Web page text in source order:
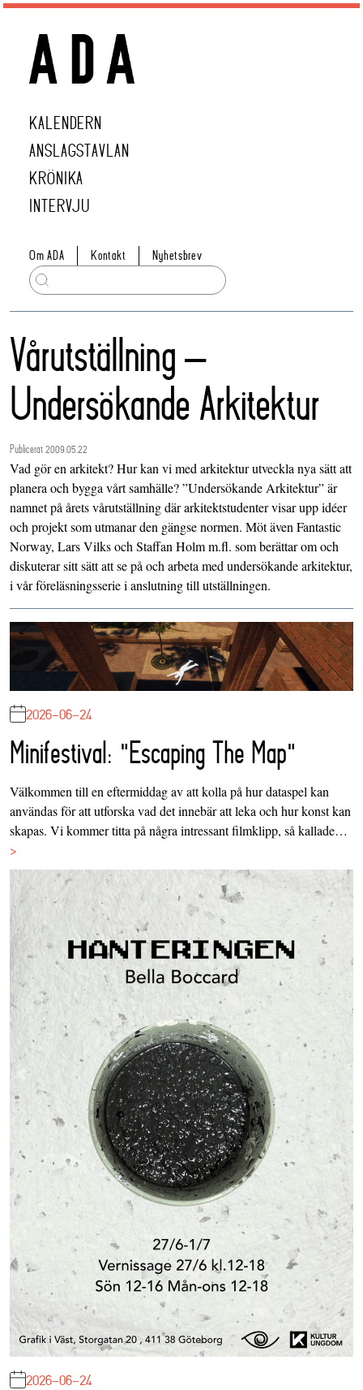
KALENDERN
ANSLAGSTAVLAN
KRÖNIKA
INTERVJU
Om ADA Kontakt Nyhetsbrev
Vårutställning –
Undersökande Arkitektur
Publicerat 2009.05.22
Vad gör en arkitekt? Hur kan vi med arkitektur utveckla nya sätt att
planera och bygga vårt samhälle? ”Undersökande Arkitektur” är
namnet på årets vårutställning där arkitektstudenter visar upp idéer
och projekt som utmanar den gängse normen. Möt även Fantastic
Norway, Lars Vilks och Staffan Holm m.fl. som berättar om och
diskuterar sitt sätt att se på och arbeta med undersökande arkitektur,
i vår föreläsningsserie i anslutning till utställningen.
2026-06-24
Minifestival: "Escaping The Map"
Välkommen till en eftermiddag av att kolla på hur dataspel kan
användas för att utforska vad det innebär att leka och hur konst kan
skapas. Vi kommer titta på några intressant filmklipp, så kallade…
>
2026-06-24